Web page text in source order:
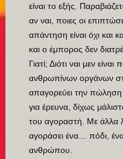
είναι το εξής.
αν ναι, ποιες οι
απάντηση είναι όχι και
και ο έμπορος δεν
Γιατί; Διότι ναι μεν
ανθρωπίνων οργάνων
απαγορεύει την
για έρευνα, δίχως
του αγοραστή. Με άλλα
αγοράσει ένα… πόδι,
ανθρώπου.